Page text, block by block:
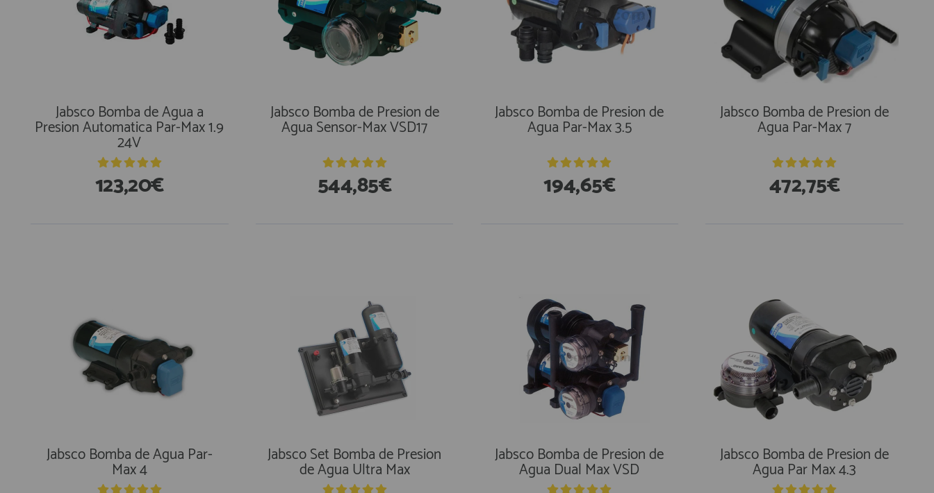
AFILIADOS
910 60 71 03
HORARIO de TIENDA:
de 10:00 a 20:00 de Lunes a Viernes
Sábados de 10:00 a 14:00
910 51 49 87 Solo para
Jabsco Bomba de Agua a
Presion Automatica Par-Max 1.9
24V
123,20€
Jabsco Bomba de Presion de
Agua Sensor-Max VSD17
544,85€
Jabsco Bomba de Presion de
Agua Par-Max 3.5
194,65€
Jabsco Bomba de Presion de
Agua Par-Max 7
472,75€
Jabsco Bomba de Agua Par-
Max 4
Jabsco Set Bomba de Presion
de Agua Ultra Max
Jabsco Bomba de Presion de
Agua Dual Max VSD
Jabsco Bomba de Presion de
Agua Par Max 4.3